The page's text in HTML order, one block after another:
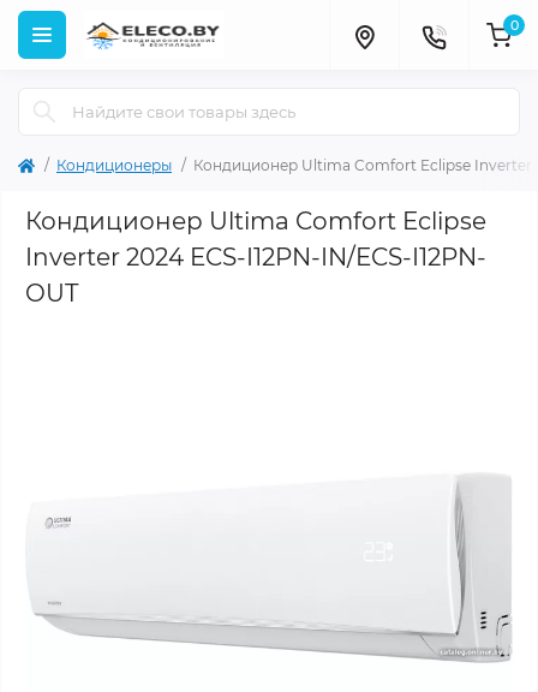
0
Кондиционеры Кондиционер Ultima Comfort Eclipse Inverter
Кондиционер Ultima Comfort Eclipse
Inverter 2024 ECS-I12PN-IN/ECS-I12PN-
OUT